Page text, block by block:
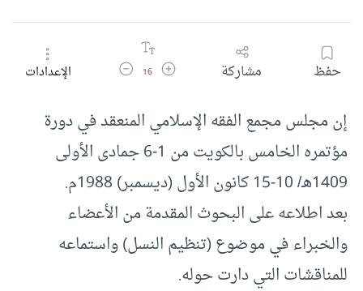
حفظ مشاركة زيادة حجم الخط
16 تقليل حجم الخطالإعدادات
إن مجلس مجمع الفقه الإسلامي المنعقد في دورة
مؤتمره الخامس بالكويت من 1-6 جمادى الأولى
1409هـ/ 10-15 كانون الأول (ديسمبر) 1988م.
بعد اطلاعه على البحوث المقدمة من الأعضاء
والخبراء في موضوع (تنظيم النسل) واستماعه
للمناقشات التي دارت حوله.